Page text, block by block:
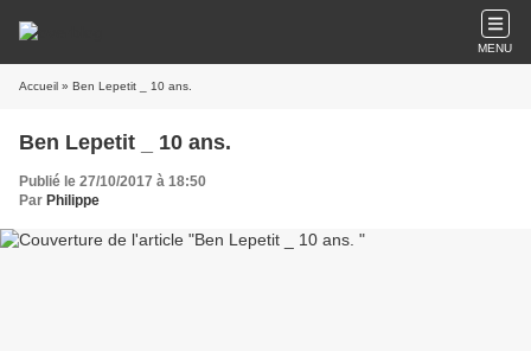
MENU
Accueil » Ben Lepetit _ 10 ans.
Ben Lepetit _ 10 ans.
Publié le 27/10/2017 à 18:50
Par Philippe